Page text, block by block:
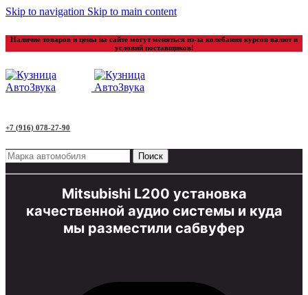
Skip to navigation Skip to main content
Наличие товаров и цены на сайте могут меняться из-за колебания курсов валют и
условий поставщиков!
+7 (916) 078-27-90
Поиск
Mitsubishi L200 установка
качественной аудио системы и куда
мы разместили сабвуфер